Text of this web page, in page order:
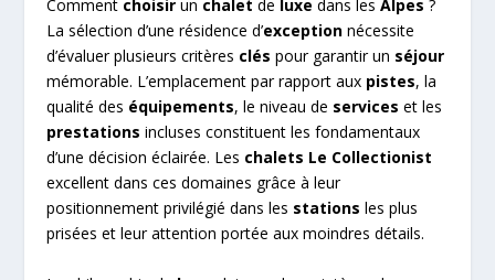
Comment choisir un chalet de luxe dans lesAlpes ?
La sélection d’une résidence d’exception nécessite
d’évaluer plusieurs critères clés pour garantir un séjour
mémorable. L’emplacement par rapport aux pistes, la
qualité des équipements, le niveau de services et les
prestations incluses constituent les fondamentaux
d’une décision éclairée. Les chalets Le Collectionist
excellent dans ces domaines grâce à leur
positionnement privilégié dans les stations les plus
prisées et leur attention portée aux moindres détails.